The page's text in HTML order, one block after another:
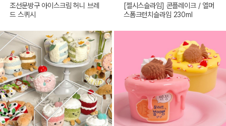
조선문방구 아이스크림 허니 브레
드 스퀴시
[젤시스슬라임] 콘플레이크 / 엘머
스폼크런치슬라임 230ml